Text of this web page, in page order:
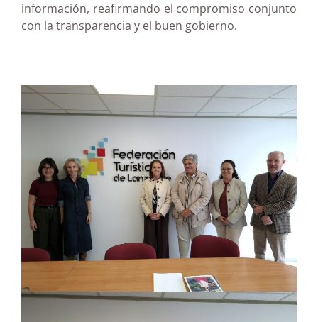
información, reafirmando el compromiso conjunto
con la transparencia y el buen gobierno.